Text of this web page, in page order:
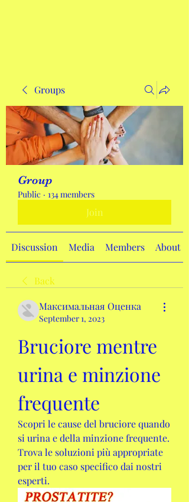
Groups
Group
Public · 134 members
Join
Discussion Media Members About
Back
Максимальная Оценка
September 1, 2023
Bruciore mentre
urina e minzione
frequente
Scopri le cause del bruciore quando
si urina e della minzione frequente.
Trova le soluzioni più appropriate
per il tuo caso specifico dai nostri
esperti.